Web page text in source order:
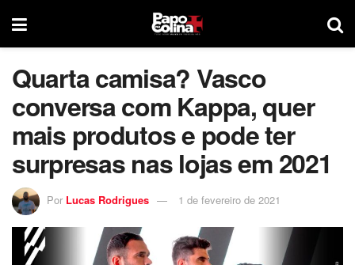
Quarta camisa? Vasco
conversa com Kappa, quer
mais produtos e pode ter
surpresas nas lojas em 2021
Por Lucas Rodrigues 1 de fevereiro de 2021